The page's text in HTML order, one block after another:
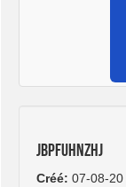
jbpfuhnzhj
Créé: 07-08-20